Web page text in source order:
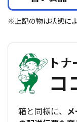
※上記の物は状態に
ト
コ
箱と同様に、